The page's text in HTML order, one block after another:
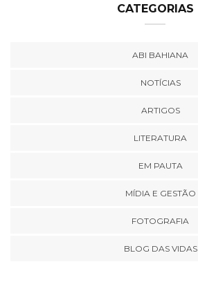
CATEGORIAS
ABI BAHIANA
NOTÍCIAS
ARTIGOS
LITERATURA
EM PAUTA
MÍDIA E GESTÃO
FOTOGRAFIA
BLOG DAS VIDAS